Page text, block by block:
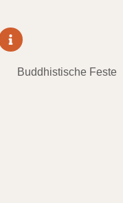
Buddhistische Feste